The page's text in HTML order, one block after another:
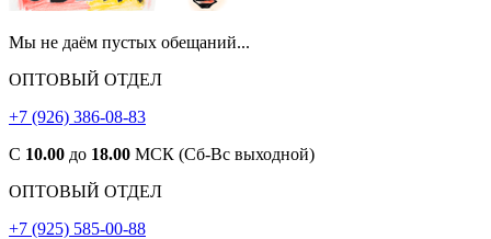
Мы не даём пустых обещаний...
ОПТОВЫЙ ОТДЕЛ
+7 (926) 386-08-83
С 10.00 до 18.00 МСК (Сб-Вс выходной)
ОПТОВЫЙ ОТДЕЛ
+7 (925) 585-00-88